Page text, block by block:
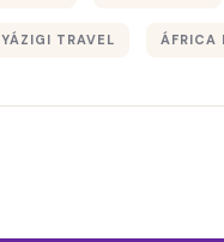
YÁZIGI TRAVEL ÁFRICA